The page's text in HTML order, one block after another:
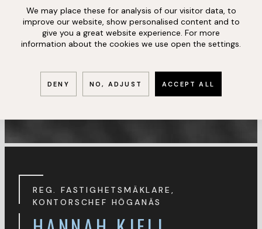
REG. FASTIGHETSMÄKLARE,
KONTORSCHEF HÖGANÄS
We may place these for analysis of our visitor data, to
improve our website, show personalised content and to
give you a great website experience. For more
information about the cookies we use open the settings.
DENY NO, ADJUST ACCEPT ALL